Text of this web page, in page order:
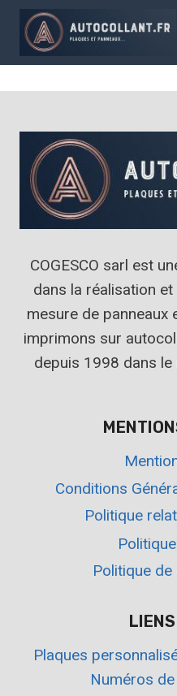
Aller
contenu
COGESCO sarl est
dans la réalisation
mesure de
imprimons sur
depuis 1998 dans le
Conditions
Politique
Politique
Plaques
Numéros